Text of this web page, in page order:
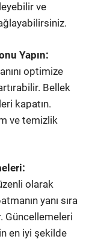
ve
Yapın:
optimize
Bellek
kapatın.
ve temizlik
olarak
yanı sıra
Güncellemeleri
en iyi şekilde